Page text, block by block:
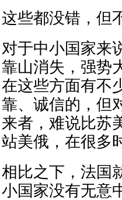
这些都没错，但
对于中小国家来
靠山消失，强势
在这些方面有不
靠、诚信的，但
来者，难说比苏
站美俄，在很多
相比之下，法国
小国家没有无意